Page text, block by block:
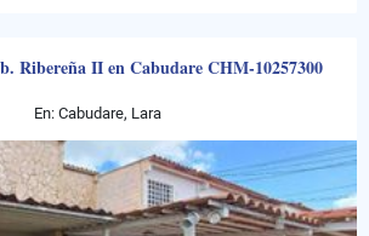
Ribereña II en Cabudare CHM-10257300
En: Cabudare, Lara